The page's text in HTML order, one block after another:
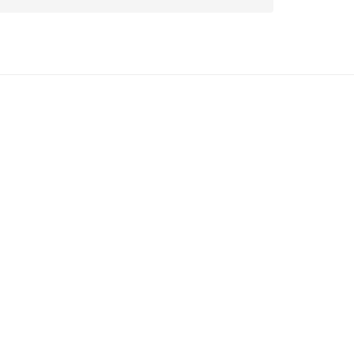
trh sólo spracované vína z tokajských odrôd
technológiami, vrátane riadenej